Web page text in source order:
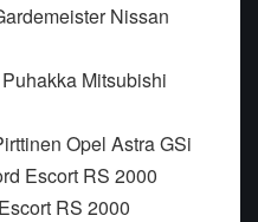
Nissan
Mitsubishi
Opel Astra GSi
Escort RS 2000
RS 2000